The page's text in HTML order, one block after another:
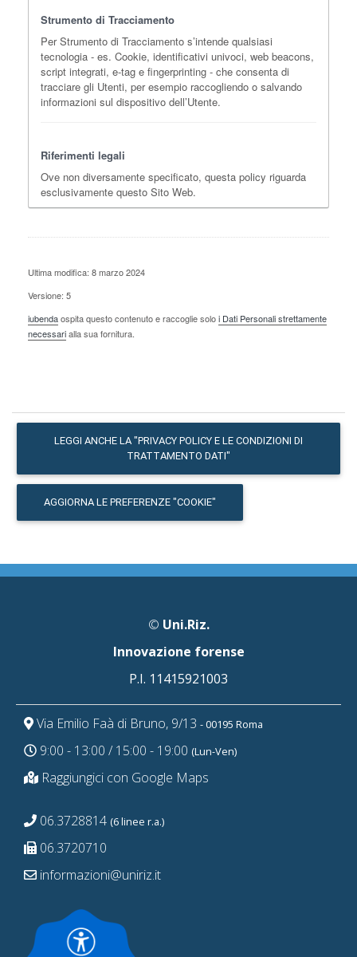
Strumento di Tracciamento
Per Strumento di Tracciamento s’intende qualsiasi
tecnologia - es. Cookie, identificativi univoci, web beacons,
script integrati, e-tag e fingerprinting - che consenta di
tracciare gli Utenti, per esempio raccogliendo o salvando
informazioni sul dispositivo dell’Utente.
Riferimenti legali
Ove non diversamente specificato, questa policy riguarda
esclusivamente questo Sito Web.
Ultima modifica: 8 marzo 2024
Versione: 5
iubendaospita questo contenuto e raccoglie soloi Dati Personali strettamente
necessarialla sua fornitura.
LEGGI ANCHE LA "PRIVACY POLICY E LE CONDIZIONI DI
TRATTAMENTO DATI"
AGGIORNA LE PREFERENZE "COOKIE"
© Uni.Riz.
Innovazione forense
P.I. 11415921003
Via Emilio Faà di Bruno, 9/13 - 00195 Roma
9:00 - 13:00 / 15:00 - 19:00 (Lun-Ven)
Raggiungici con Google Maps
06.3728814 (6 linee r.a.)
06.3720710
informazioni@uniriz.it